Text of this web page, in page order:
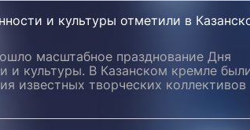
и культуры отметили в
масштабное празднование Дня
и культуры. В Казанском кремле
известных творческих коллективов